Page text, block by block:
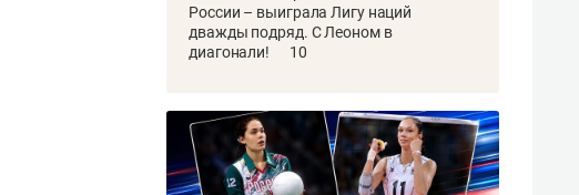
России – выиграла Лигу наций
дважды подряд. С Леоном в
диагонали!
10